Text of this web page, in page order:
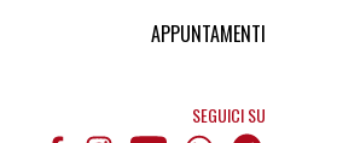
APPUNTAMENTI
SEGUICI SU